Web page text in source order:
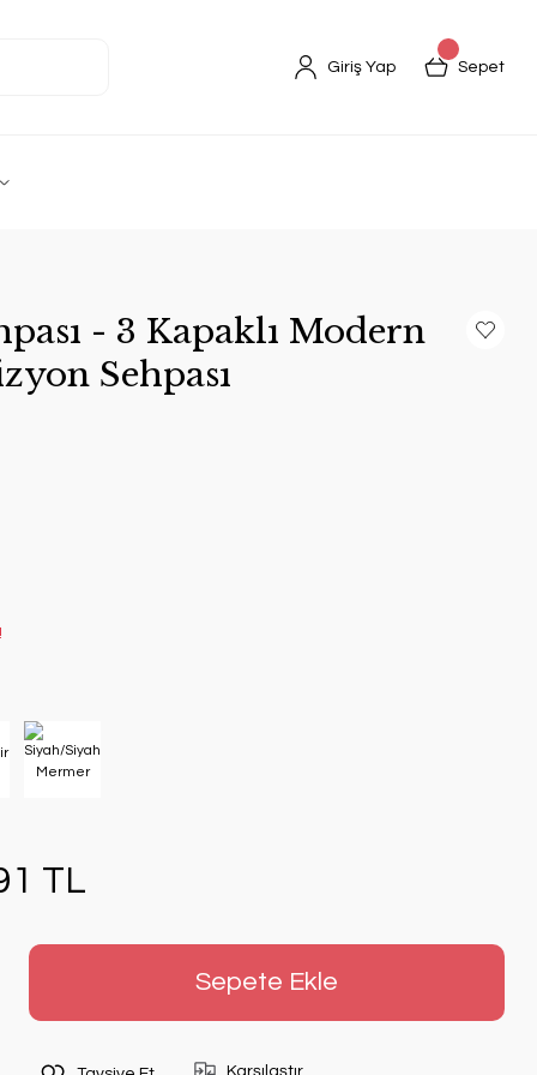
Giriş Yap Sepet
- 3 Kapaklı Modern
Sehpası
TL
Sepete Ekle
Karşılaştır